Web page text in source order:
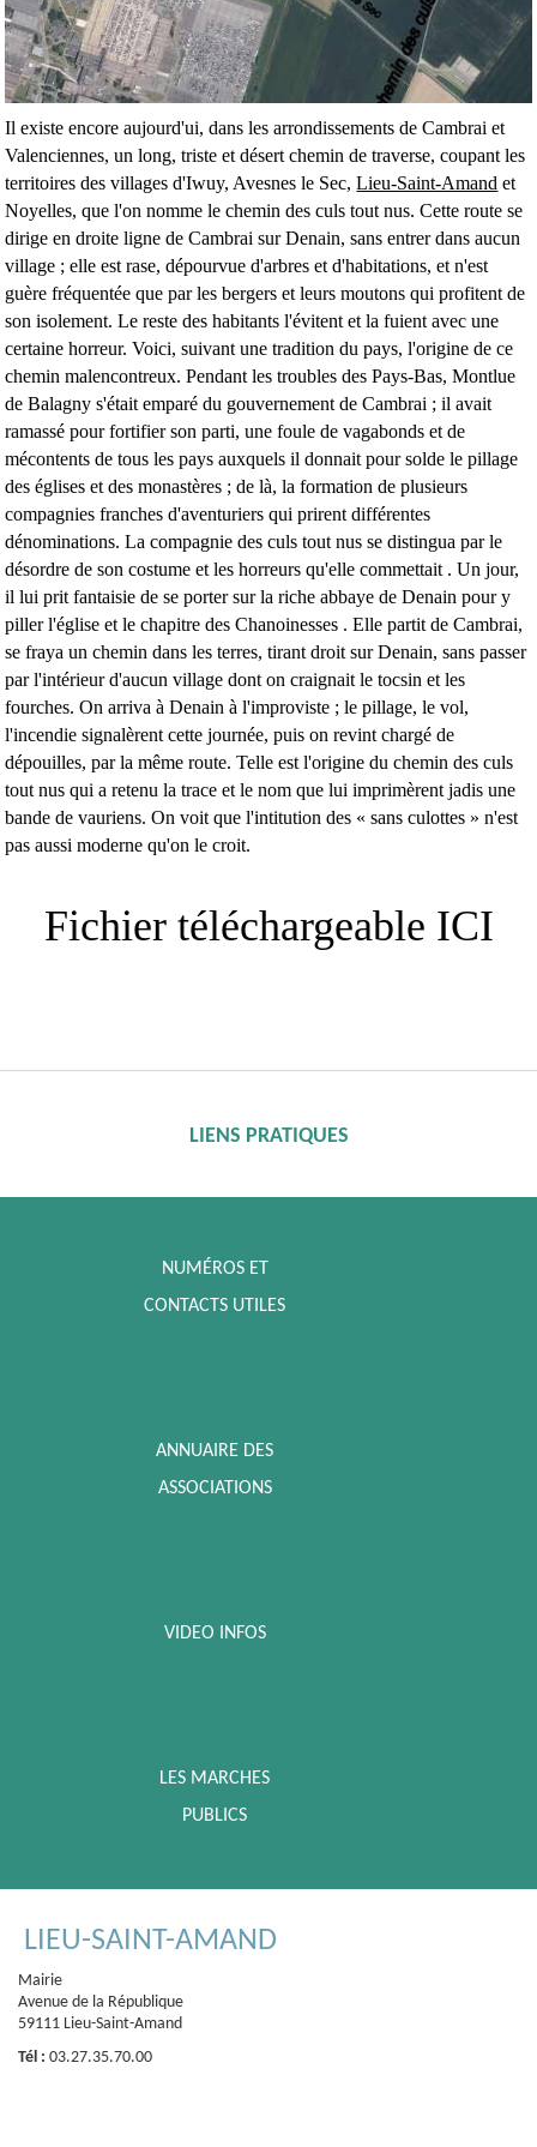
Il existe encore aujourd'ui, dans les arrondissements de Cambrai et
Valenciennes, un long, triste et désert chemin de traverse, coupant les
territoires des villages d'Iwuy, Avesnes le Sec,Lieu-Saint-Amand et
Noyelles, que l'on nomme le chemin des culs tout nus. Cette route se
dirige en droite ligne de Cambrai sur Denain, sans entrer dans aucun
village ; elle est rase, dépourvue d'arbres et d'habitations, et n'est
guère fréquentée que par les bergers et leurs moutons qui profitent de
son isolement. Le reste des habitants l'évitent et la fuient avec une
certaine horreur. Voici, suivant une tradition du pays, l'origine de ce
chemin malencontreux. Pendant les troubles des Pays-Bas, Montlue
de Balagny s'était emparé du gouvernement de Cambrai ; il avait
ramassé pour fortifier son parti, une foule de vagabonds et de
mécontents de tous les pays auxquels il donnait pour solde le pillage
des églises et des monastères ; de là, la formation de plusieurs
compagnies franches d'aventuriers qui prirent différentes
dénominations. La compagnie des culs tout nus se distingua par le
désordre de son costume et les horreurs qu'elle commettait . Un jour,
il lui prit fantaisie de se porter sur la riche abbaye de Denain pour y
piller l'église et le chapitre des Chanoinesses . Elle partit de Cambrai,
se fraya un chemin dans les terres, tirant droit sur Denain, sans passer
par l'intérieur d'aucun village dont on craignait le tocsin et les
fourches. On arriva à Denain à l'improviste ; le pillage, le vol,
l'incendie signalèrent cette journée, puis on revint chargé de
dépouilles, par la même route. Telle est l'origine du chemin des culs
tout nus qui a retenu la trace et le nom que lui imprimèrent jadis une
bande de vauriens. On voit que l'intitution des « sans culottes » n'est
pas aussi moderne qu'on le croit.
Fichier téléchargeable ICI
LIENS PRATIQUES
NUMÉROS ET
CONTACTS UTILES
ANNUAIRE DES
ASSOCIATIONS
VIDEO INFOS
LES MARCHES
PUBLICS
LIEU-SAINT-AMAND
Mairie
Avenue de la République
59111 Lieu-Saint-Amand
Tél : 03.27.35.70.00